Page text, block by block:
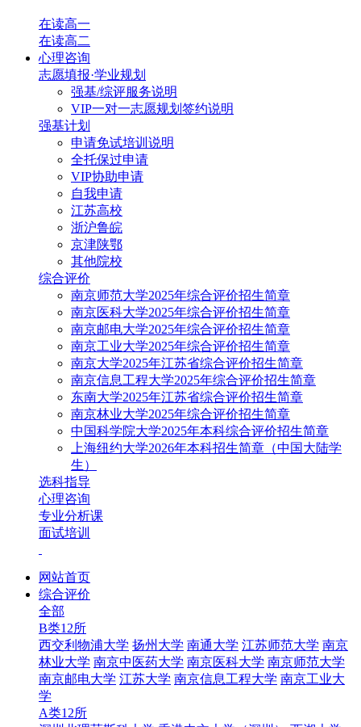
在读高一
在读高二
心理咨询
志愿填报·学业规划
强基/综评服务说明
VIP一对一志愿规划签约说明
强基计划
申请免试培训说明
全托保过申请
VIP协助申请
自我申请
江苏高校
浙沪鲁皖
京津陕鄂
其他院校
综合评价
南京师范大学2025年综合评价招生简章
南京医科大学2025年综合评价招生简章
南京邮电大学2025年综合评价招生简章
南京工业大学2025年综合评价招生简章
南京大学2025年江苏省综合评价招生简章
南京信息工程大学2025年综合评价招生简章
东南大学2025年江苏省综合评价招生简章
南京林业大学2025年综合评价招生简章
中国科学院大学2025年本科综合评价招生简章
上海纽约大学2026年本科招生简章（中国大陆学
生）
选科指导
心理咨询
专业分析课
面试培训
网站首页
综合评价
全部
B类12所
西交利物浦大学 扬州大学 南通大学 江苏师范大学 南京
林业大学 南京中医药大学 南京医科大学 南京师范大学
南京邮电大学 江苏大学 南京信息工程大学 南京工业大
学
A类12所